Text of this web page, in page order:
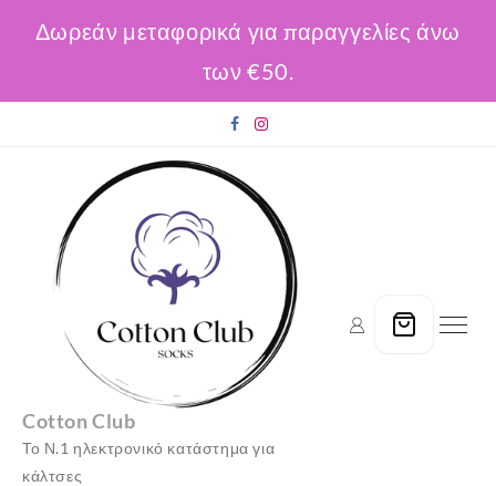
Δωρεάν μεταφορικά για παραγγελίες άνω
των €50.
Cotton Club
Το Ν.1 ηλεκτρονικό κατάστημα για
κάλτσες